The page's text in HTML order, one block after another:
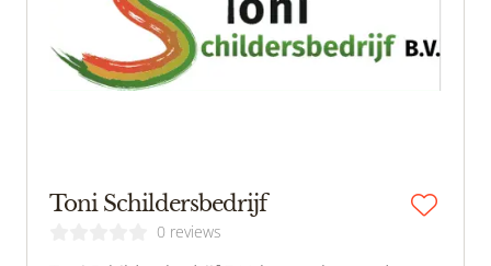
Toni Schildersbedrijf
0 reviews